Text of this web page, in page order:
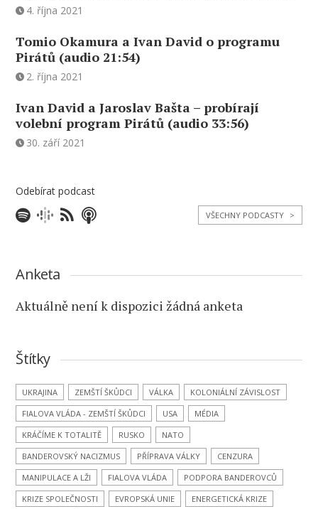
4. října 2021
Tomio Okamura a Ivan David o programu
Pirátů (audio 21:54)
2. října 2021
Ivan David a Jaroslav Bašta – probírají
volební program Pirátů (audio 33:56)
30. září 2021
Odebírat podcast
VŠECHNY PODCASTY >
Anketa
Aktuálně není k dispozici žádná anketa
Štítky
UKRAJINA ZEMŠTÍ ŠKŮDCI VÁLKA
KOLONIÁLNÍ ZÁVISLOST
FIALOVA VLÁDA - ZEMŠTÍ ŠKŮDCI
USA
MÉDIA
KRÁČÍME K TOTALITĚ
RUSKO
NATO
BANDEROVSKÝ NACIZMUS
PŘÍPRAVA VÁLKY
CENZURA
MANIPULACE A LŽI
FIALOVA VLÁDA
PODPORA BANDEROVCŮ
KRIZE SPOLEČNOSTI
EVROPSKÁ UNIE
ENERGETICKÁ KRIZE